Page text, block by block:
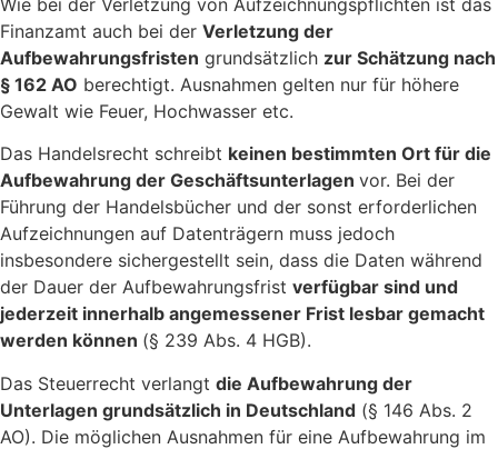
Finanzamt auch bei der Verletzung der
Aufbewahrungsfristen grundsätzlich zur Schätzung nach
§ 162 AO berechtigt. Ausnahmen gelten nur für höhere
Gewalt wie Feuer, Hochwasser etc.
Das Handelsrecht schreibt keinen bestimmten Ort für die
Aufbewahrung der Geschäftsunterlagen vor. Bei der
Führung der Handelsbücher und der sonst erforderlichen
Aufzeichnungen auf Datenträgern muss jedoch
insbesondere sichergestellt sein, dass die Daten während
der Dauer der Aufbewahrungsfrist verfügbar sind und
jederzeit innerhalb angemessener Frist lesbar gemacht
werden können (§ 239 Abs. 4 HGB).
Das Steuerrecht verlangt die Aufbewahrung der
Unterlagen grundsätzlich in Deutschland (§ 146 Abs. 2
AO). Die möglichen Ausnahmen für eine Aufbewahrung im